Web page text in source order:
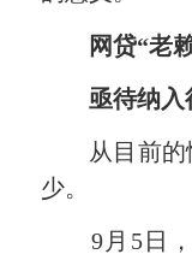
网贷“老
亟待纳入
从目前
少。
9月5日